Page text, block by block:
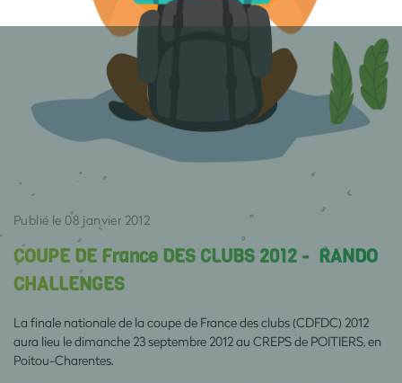
Publié le 08 janvier 2012
COUPE DE France DES CLUBS 2012 - RANDO
CHALLENGES
La finale nationale de la coupe de France des clubs (CDFDC) 2012
aura lieu le dimanche 23 septembre 2012 au CREPS de POITIERS, en
Poitou-Charentes.